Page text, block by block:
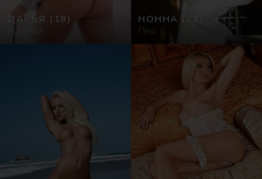
ДАРЬЯ (18)
Хрупкая
НОННА
(21)
Пер